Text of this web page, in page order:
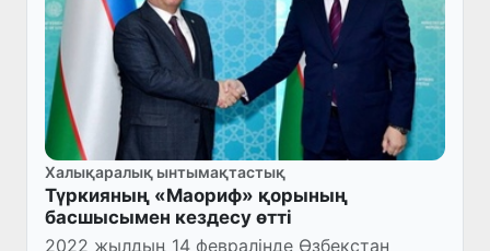
Халықаралық ынтымақтастық
Түркияның «Маориф» қорының
басшысымен кездесу өтті
2022 жылдың 14 февралінде Өзбекстан